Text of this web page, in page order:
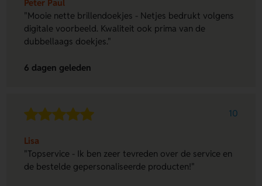
Peter Paul
"Mooie nette brillendoekjes - Netjes bedrukt volgens
digitale voorbeeld. Kwaliteit ook prima van de
dubbellaags doekjes."
6 dagen geleden
10
Lisa
"Topservice - Ik ben zeer tevreden over de service en
de bestelde gepersonaliseerde producten!"